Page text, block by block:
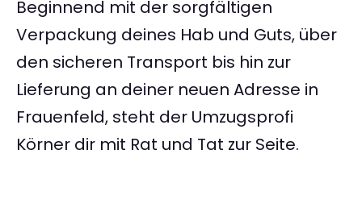
Beginnend mit der sorgfältigen
Verpackung deines Hab und Guts, über
den sicheren Transport bis hin zur
Lieferung an deiner neuen Adresse in
Frauenfeld, steht der Umzugsprofi
Körner dir mit Rat und Tat zur Seite.